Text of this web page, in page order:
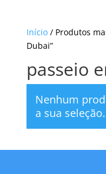
Início/ Produtos
Dubai”
passeio
Nenhum
a sua seleção.